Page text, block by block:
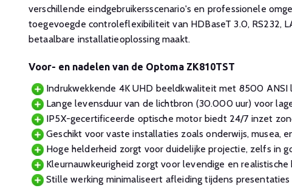
verschillende eindgebruikersscenario's en professionele
toegevoegde controleflexibiliteit van HDBaseT 3.0, RS232,
betaalbare installatieoplossing maakt.
Voor- en nadelen van de Optoma ZK810TST
Indrukwekkende 4K UHD beeldkwaliteit met 8500 ANSI
Lange levensduur van de lichtbron (30.000 uur) voor
IP5X-gecertificeerde optische motor biedt 24/7 inzet
Geschikt voor vaste installaties zoals onderwijs, musea,
Hoge helderheid zorgt voor duidelijke projectie, zelfs in
Kleurnauwkeurigheid zorgt voor levendige en realistische
Stille werking minimaliseert afleiding tijdens